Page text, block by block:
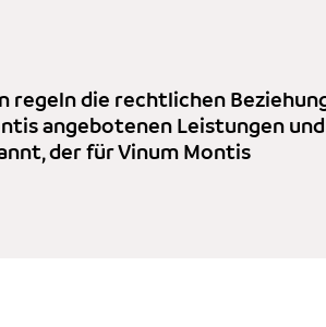
regeln die rechtlichen
angebotenen Leistungen und
der für Vinum Montis